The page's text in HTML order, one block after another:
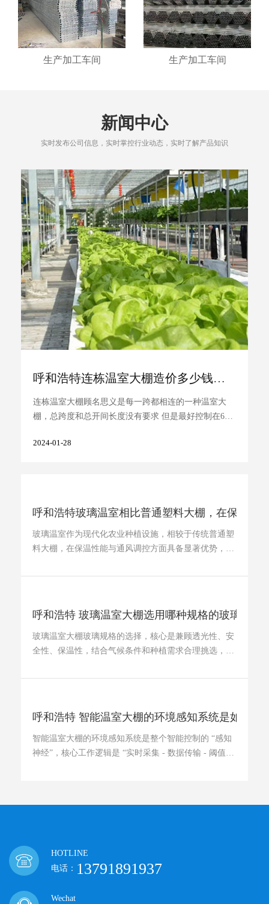
生产加工车间 生产加工车间
新闻中心
实时发布公司信息，实时掌控行业动态，实时了解产品知识
呼和浩特连栋温室大棚造价多少钱一平方
连栋温室大棚顾名思义是每一跨都相连的一种温室大
棚，总跨度和总开间长度没有要求 但是最好控制在60
棚每平方 ...
2024-01-28
呼和浩特玻璃温室相比普通塑料大棚，在保 ...
玻璃温室作为现代化农业种植设施，相较于传统普通塑
料大棚，在保温性能与通风调控方面具备显著优势，能
呼和浩特 玻璃温室大棚选用哪种规格的玻璃 ...
玻璃温室大棚玻璃规格的选择，核心是兼顾透光性、安
全性、保温性，结合气候条件和种植需求合理挑选，主
呼和浩特 智能温室大棚的环境感知系统是如 ...
智能温室大棚的环境感知系统是整个智能控制的 “感知
神经”，核心工作逻辑是 “实时采集 - 数据传输 - 阈值比
HOTLINE
电话： 13791891937
Wechat